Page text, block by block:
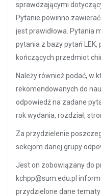
sprawdzającymi
Pytanie powinno
jest prawidłowa. Pytania
pytania z bazy pytań
kończących przedmiot
Należy również podać, w
rekomendowanych do
odpowiedź na zadane
rok wydania, rozdział,
Za przydzielenie
sekcjom danej grupy
Jest on zobowiązany do
kchpp@sum.edu.pl
przydzielone dane tematy